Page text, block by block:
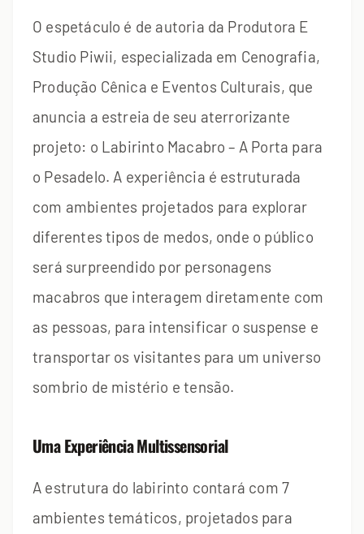
O espetáculo é de autoria da Produtora E
Studio Piwii, especializada em Cenografia,
Produção Cênica e Eventos Culturais, que
anuncia a estreia de seu aterrorizante
projeto: o Labirinto Macabro – A Porta para
o Pesadelo. A experiência é estruturada
com ambientes projetados para explorar
diferentes tipos de medos, onde o público
será surpreendido por personagens
macabros que interagem diretamente com
as pessoas, para intensificar o suspense e
transportar os visitantes para um universo
sombrio de mistério e tensão.
Uma Experiência Multissensorial
A estrutura do labirinto contará com 7
ambientes temáticos, projetados para